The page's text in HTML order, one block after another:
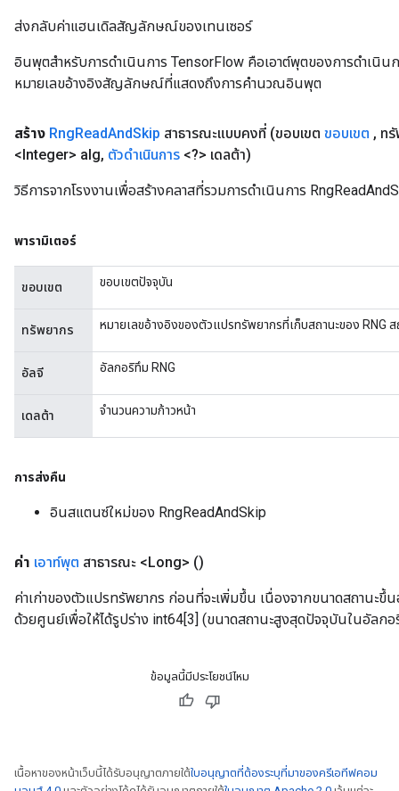
ส่งกลับค่าแฮนเดิลสัญลักษณ์ของเทนเซอร์
อินพุตสำหรับการดำเนินการ TensorFlow คือเอาต์พุตของการดำเนิน
หมายเลขอ้างอิงสัญลักษณ์ที่แสดงถึงการคำนวณอินพุต
สร้าง RngReadAndSkip สาธารณะแบบคงที่ (ขอบเขต ขอบเขต , ท
<Integer> alg, ตัวดำเนินการ <?> เดลต้า)
วิธีการจากโรงงานเพื่อสร้างคลาสที่รวมการดำเนินการ
พารามิเตอร์
ขอบเขต ขอบเขตปัจจุบัน
ทรัพยากร หมายเลขอ้างอิงของตัวแปรทรัพยากรที่เก็บสถานะของ RNG
อัลจี อัลกอริทึม RNG
เดลต้า จำนวนความก้าวหน้า
การส่งคืน
อินสแตนซ์ใหม่ของ RngReadAndSkip
ค่า เอาท์พุต สาธารณะ <Long> ()
ค่าเก่าของตัวแปรทรัพยากร ก่อนที่จะเพิ่มขึ้น เนื่องจากขนาดสถานะขึ้
ด้วยศูนย์เพื่อให้ได้รูปร่าง int64[3] (ขนาดสถานะสูงสุดปัจจุบันในอัลก
ข้อมูลนี้มีประโยชน์ไหม
เนื้อหาของหน้าเว็บนี้ได้รับอนุญาตภายใต้ใบอนุญาตที่ต้องระบุที่มาของครีเอทีฟคอม